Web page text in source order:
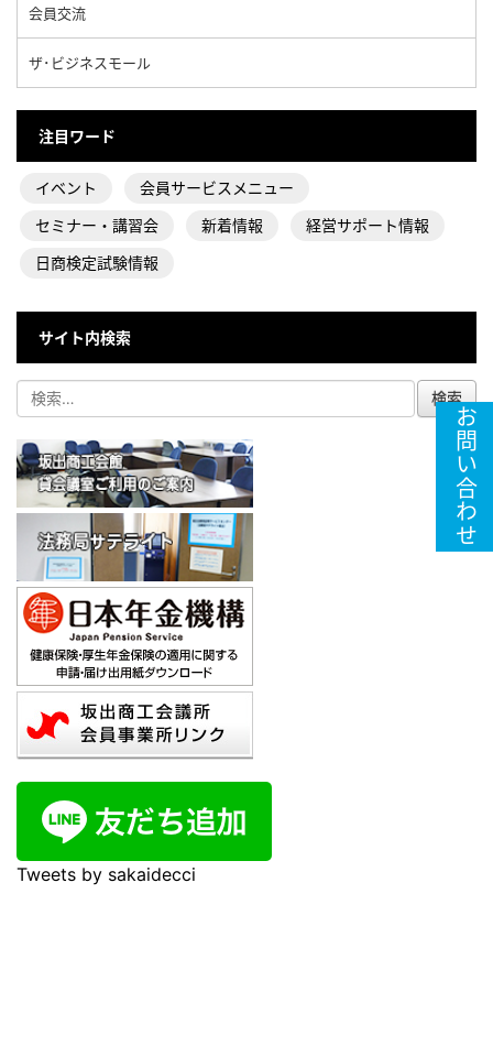
会員交流
ザ･ビジネスモール
注目ワード
イベント
会員サービスメニュー
セミナー・講習会
新着情報
経営サポート情報
日商検定試験情報
サイト内検索
Tweets by sakaidecci
お問い合わせ